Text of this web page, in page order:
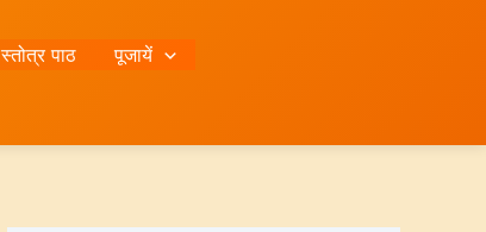
स्तोत्र पाठ पूजायें